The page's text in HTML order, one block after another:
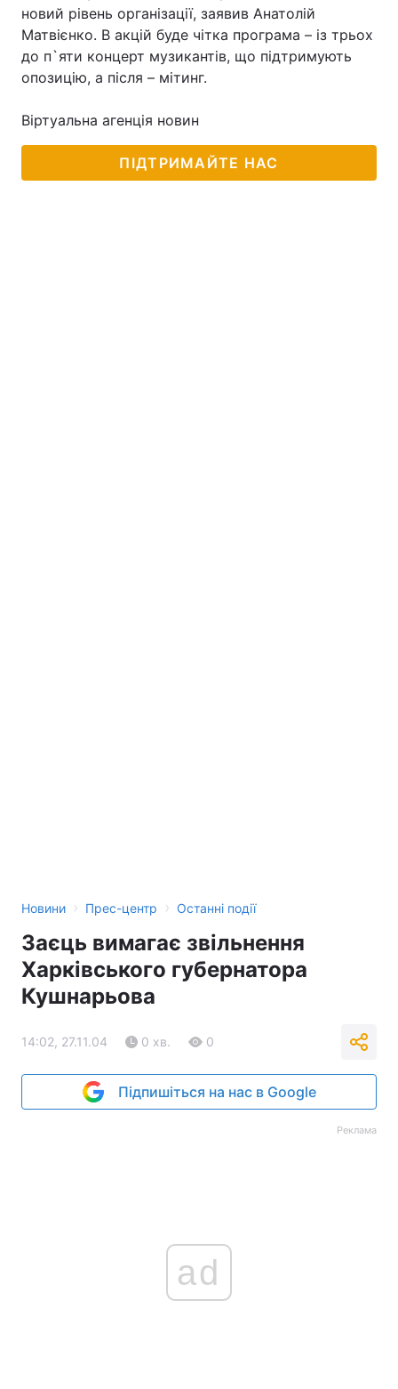
Техно і зв'язок
Зброя Інциденти
Цікавинки Погода
Екологія Регіони
новий рівень організації, заявив Анатолій
Матвієнко. В акцій буде чітка програма – із трьох
до п`яти концерт музикантів, що підтримують
опозицію, а після – мітинг.
Віртуальна агенція новин
ПІДТРИМАЙТЕ НАС
Новини › Прес-центр › Останні події
Заєць вимагає звільнення
Харківського губернатора
Кушнарьова
14:02, 27.11.04 0 хв. 0
Підпишіться на нас в Google
Реклама
ad